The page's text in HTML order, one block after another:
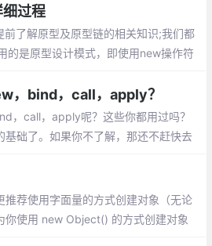
obj。
过程
了解原型及原型链的相关知识;我们都
的是原型设计模式，即使用new操作符
，bind，call，apply？
，call，apply呢？这些你都用过吗？
基础了。如果你不了解，那还不赶快去
推荐使用字面量的方式创建对象（无论
你使用 new Object() 的方式创建对象